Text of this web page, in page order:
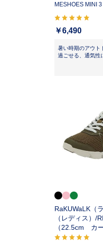
MESHOES MINI 3
￥6,490
暑い時期のアウト
過ごせる、通気性
RaKUWaLK（
（レディス）/
（22.5cm カー